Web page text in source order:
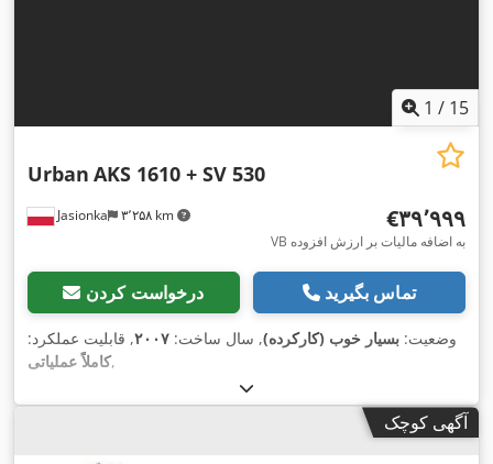
1 / 15
Jasionka ۳٬۲۵۸ km
Urban AKS 1610 + SV 530
‎€۳۹٬۹۹۹
VB به اضافه مالیات بر ارزش افزوده
درخواست کردن تماس بگیرید
وضعیت: بسیار خوب (کارکرده), سال ساخت: ۲۰۰۷, قابلیت عملکرد:
کاملاً عملیاتی,
آگهی کوچک